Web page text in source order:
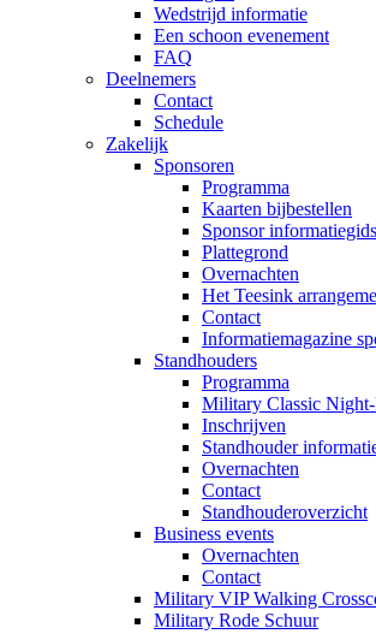
Wedstrijd informatie
Een schoon evenement
FAQ
Deelnemers
Contact
Schedule
Zakelijk
Sponsoren
Programma
Kaarten bijbestellen
Sponsor informatiegids
Plattegrond
Overnachten
Het Teesink
Contact
Informatiemagazine
Standhouders
Programma
Military Classic
Inschrijven
Standhouder
Overnachten
Contact
Standhouderoverzicht
Business events
Overnachten
Contact
Military VIP Walking
Military Rode Schuur